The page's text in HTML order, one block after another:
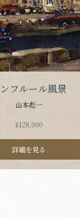
フルール風景
山本彪一
¥128,000
詳細を見る